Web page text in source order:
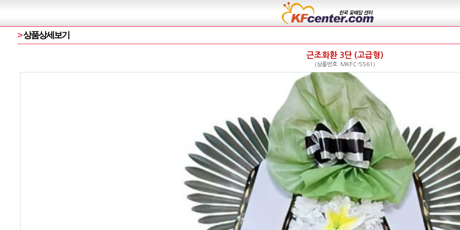
>상품상세보기
근조화환 3단 (고급형)
(상품번호: MKFC-5561)